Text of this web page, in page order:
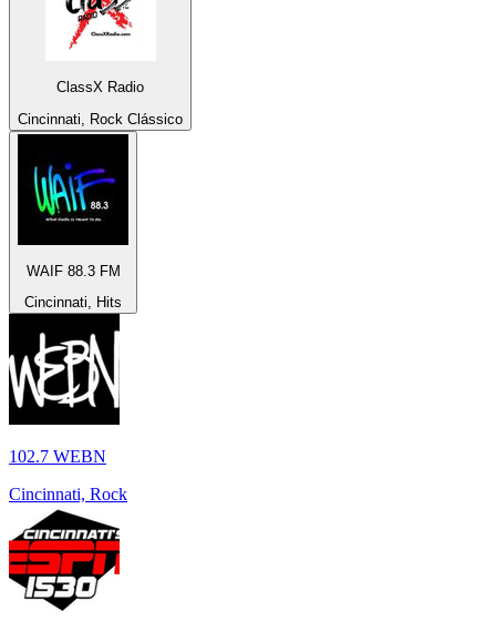
ClassX Radio
Cincinnati, Rock Clássico
WAIF 88.3 FM
Cincinnati, Hits
102.7 WEBN
Cincinnati, Rock